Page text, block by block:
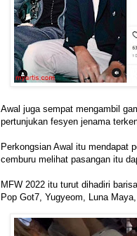
Awal juga sempat mengambil
pertunjukan fesyen jenama
Perkongsian Awal itu mendapat
cemburu melihat pasangan itu
MFW 2022 itu turut dihadiri
Pop Got7, Yugyeom, Luna